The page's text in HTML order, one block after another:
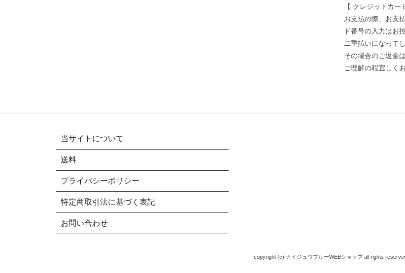
【 クレジットカー
お支払の際、お支
ド番号の入力はお
二重払いになって
その場合のご返金
ご理解の程宜しく
当サイトについて
送料
プライバシーポリシー
特定商取引法に基づく表記
お問い合わせ
copyright (c) カイジュウブルーWEBショップ all rights